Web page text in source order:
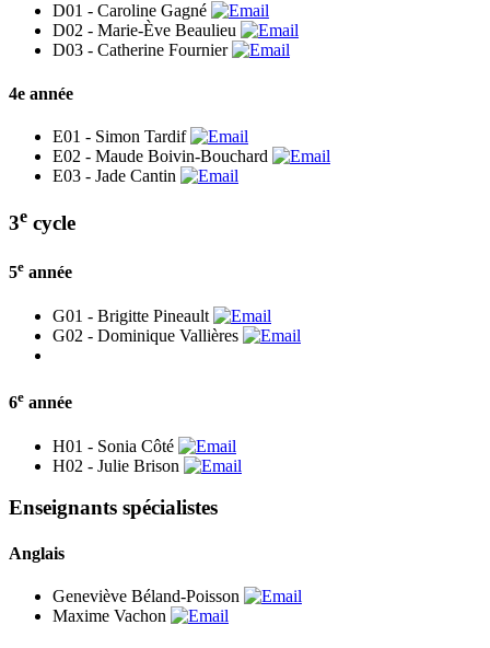
D01 - Caroline Gagné
D02 - Marie-Ève Beaulieu
D03 - Catherine Fournier
4e année
E01 - Simon Tardif
E02 - Maude Boivin-Bouchard
E03 - Jade Cantin
3e cycle
5e année
G01 - Brigitte Pineault
G02 - Dominique Vallières
6e année
H01 - Sonia Côté
H02 - Julie Brison
Enseignants spécialistes
Anglais
Geneviève Béland-Poisson
Maxime Vachon